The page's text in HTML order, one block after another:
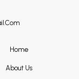
Home
About Us